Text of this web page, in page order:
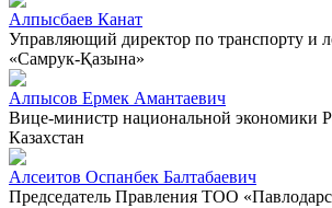
Алпысбаев Канат
Управляющий директор по транспорту и
«Самрук-Қазына»
Алпысов Ермек Амантаевич
Вице-министр национальной экономики
Казахстан
Алсеитов Оспанбек Балтабаевич
Председатель Правления ТОО